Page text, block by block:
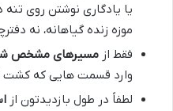
یا یادگاری نوشتن روی تنه
موزه زنده گیاهانه، نه
فقط از مسیرهای مشخص
وارد قسمت هایی که کشت
لطفاً در طول بازدیدتون از